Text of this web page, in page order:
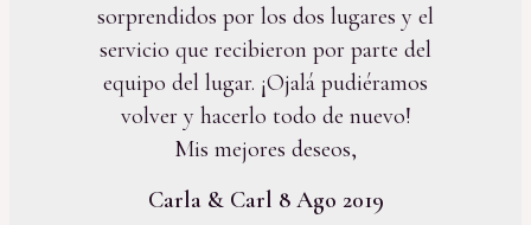
sorprendidos por los dos lugares y el
servicio que recibieron por parte del
equipo del lugar. ¡Ojalá pudiéramos
volver y hacerlo todo de nuevo!
Mis mejores deseos,
Carla & Carl 8 Ago 2019